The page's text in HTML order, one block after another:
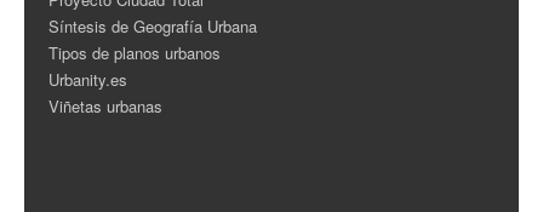
Síntesis de Geografía Urbana
Tipos de planos urbanos
Urbanity.es
Viñetas urbanas